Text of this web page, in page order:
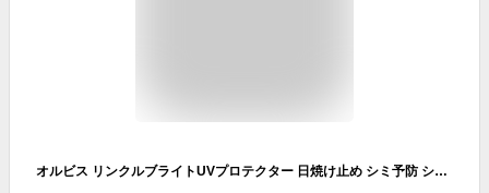
オルビス リンクルブライトUVプロテクター 日焼け止め シミ予防 シワ改善 美白 UVケア 日焼け対策 うるおい 低刺激 敏感肌 PA++++ SPF50+ 無香料 無着色 スキンケア ORBIS 公式 【母の日までに到着可能】